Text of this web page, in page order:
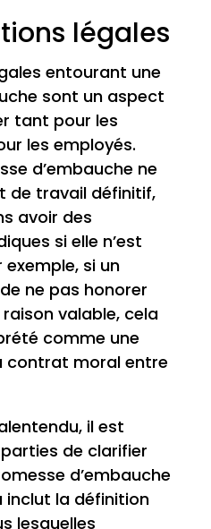
légales
entourant une
sont un aspect
tant pour les
les employés.
d’embauche ne
de travail définitif,
avoir des
si elle n’est
si un
ne pas honorer
valable, cela
comme une
contrat moral entre
il est
de clarifier
d’embauche
inclut la définition
lesquelles